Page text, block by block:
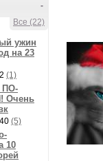
-
Все (22)
ужин
на 23
(1)
ПО-
Очень
(5)
10